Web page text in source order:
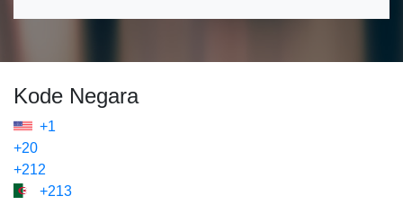
Kode Negara
+1
+20
+212
+213